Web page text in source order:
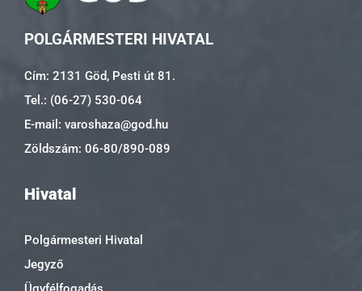
POLGÁRMESTERI HIVATAL
Cím: 2131 Göd, Pesti út 81.
Tel.: (06-27) 530-064
E-mail: varoshaza@god.hu
Zöldszám: 06-80/890-089
Hivatal
Polgármesteri Hivatal
Jegyző